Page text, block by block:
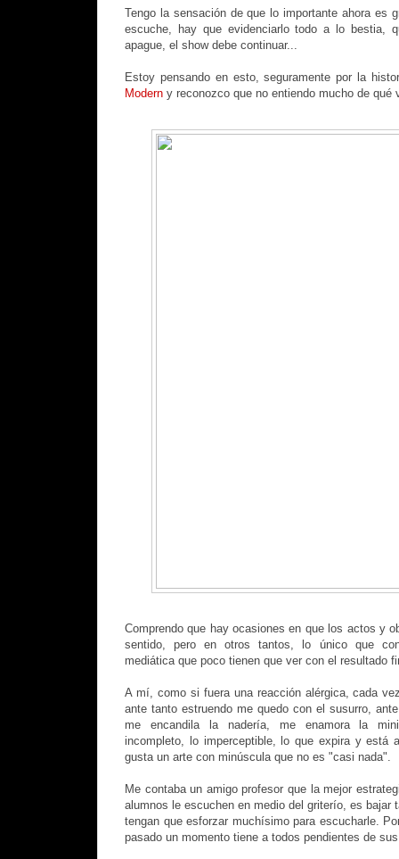
Tengo la sensación de que lo importante ahora es
escuche, hay que evidenciarlo todo a lo bestia,
apague, el show debe continuar...
Estoy pensando en esto, seguramente por la
Modern y reconozco que no entiendo mucho de qué
Comprendo que hay ocasiones en que los actos y
sentido, pero en otros tantos, lo único que
mediática que poco tienen que ver con el resultado
A mí, como si fuera una reacción alérgica, cada
ante tanto estruendo me quedo con el susurro,
me encandila la nadería, me enamora la
incompleto, lo imperceptible, lo que expira y está
gusta un arte con minúscula que no es "casi nada".
Me contaba un amigo profesor que la mejor
alumnos le escuchen en medio del griterío, es bajar
tengan que esforzar muchísimo para escucharle.
pasado un momento tiene a todos pendientes de